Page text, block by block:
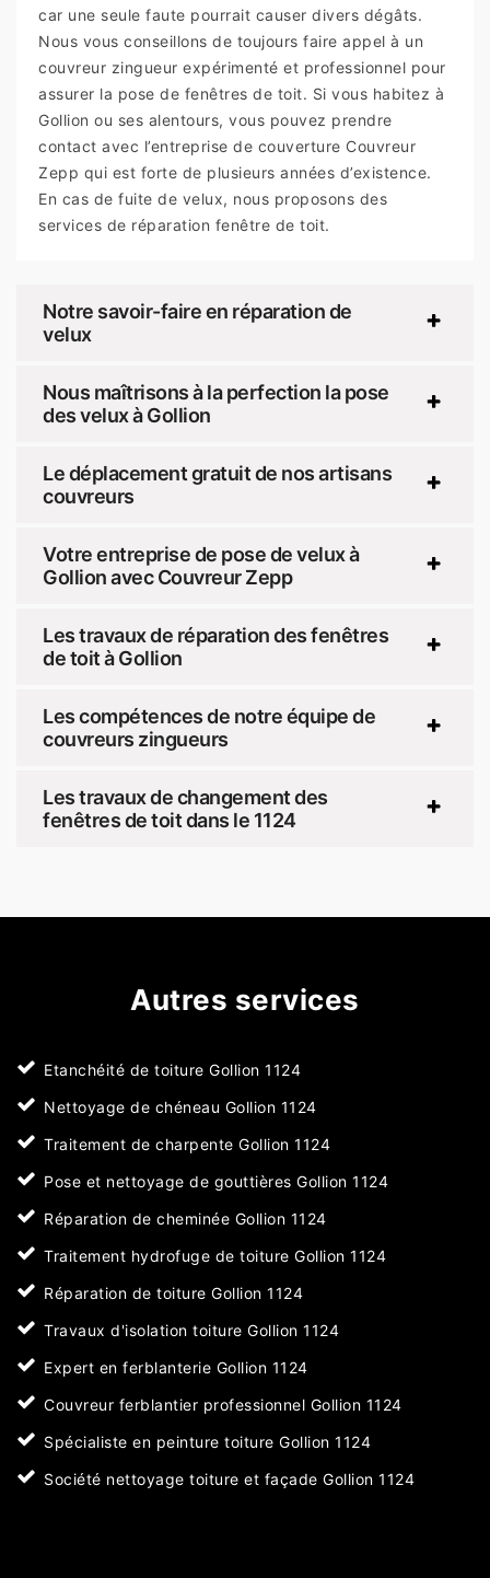
car une seule faute pourrait causer divers dégâts.
Nous vous conseillons de toujours faire appel à un
couvreur zingueur expérimenté et professionnel pour
assurer la pose de fenêtres de toit. Si vous habitez à
Gollion ou ses alentours, vous pouvez prendre
contact avec l’entreprise de couverture Couvreur
Zepp qui est forte de plusieurs années d’existence.
En cas de fuite de velux, nous proposons des
services de réparation fenêtre de toit.
Notre savoir-faire en réparation de
velux
Nous maîtrisons à la perfection la pose
des velux à Gollion
Le déplacement gratuit de nos artisans
couvreurs
Votre entreprise de pose de velux à
Gollion avec Couvreur Zepp
Les travaux de réparation des fenêtres
de toit à Gollion
Les compétences de notre équipe de
couvreurs zingueurs
Les travaux de changement des
fenêtres de toit dans le 1124
Autres services
Etanchéité de toiture Gollion 1124
Nettoyage de chéneau Gollion 1124
Traitement de charpente Gollion 1124
Pose et nettoyage de gouttières Gollion 1124
Réparation de cheminée Gollion 1124
Traitement hydrofuge de toiture Gollion 1124
Réparation de toiture Gollion 1124
Travaux d'isolation toiture Gollion 1124
Expert en ferblanterie Gollion 1124
Couvreur ferblantier professionnel Gollion 1124
Spécialiste en peinture toiture Gollion 1124
Société nettoyage toiture et façade Gollion 1124